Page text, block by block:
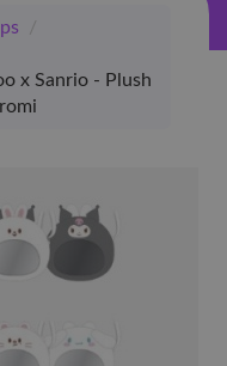
/
x Sanrio - Plush